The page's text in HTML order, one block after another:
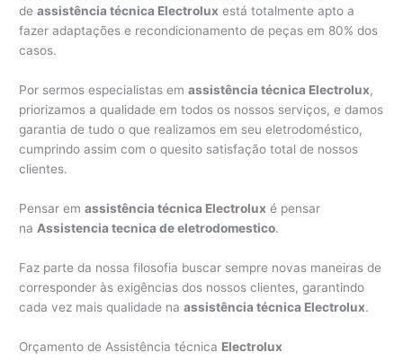
deassistência técnica Electrolux está totalmente apto a
fazer adaptações e recondicionamento de peças em 80% dos
casos.
Por sermos especialistas emassistência técnica Electrolux,
priorizamos a qualidade em todos os nossos serviços, e damos
garantia de tudo o que realizamos em seu eletrodoméstico,
cumprindo assim com o quesito satisfação total de nossos
clientes.
Pensar emassistência técnica Electrolux é pensar
na Assistencia tecnica de eletrodomestico.
Faz parte da nossa filosofia buscar sempre novas maneiras de
corresponder às exigências dos nossos clientes, garantindo
cada vez mais qualidade naassistência técnica Electrolux.
Orçamento de Assistência técnica Electrolux